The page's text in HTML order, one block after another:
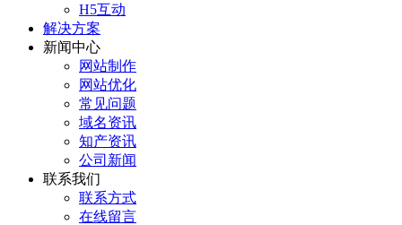
H5互动
解决方案
新闻中心
网站制作
网站优化
常见问题
域名资讯
知产资讯
公司新闻
联系我们
联系方式
在线留言